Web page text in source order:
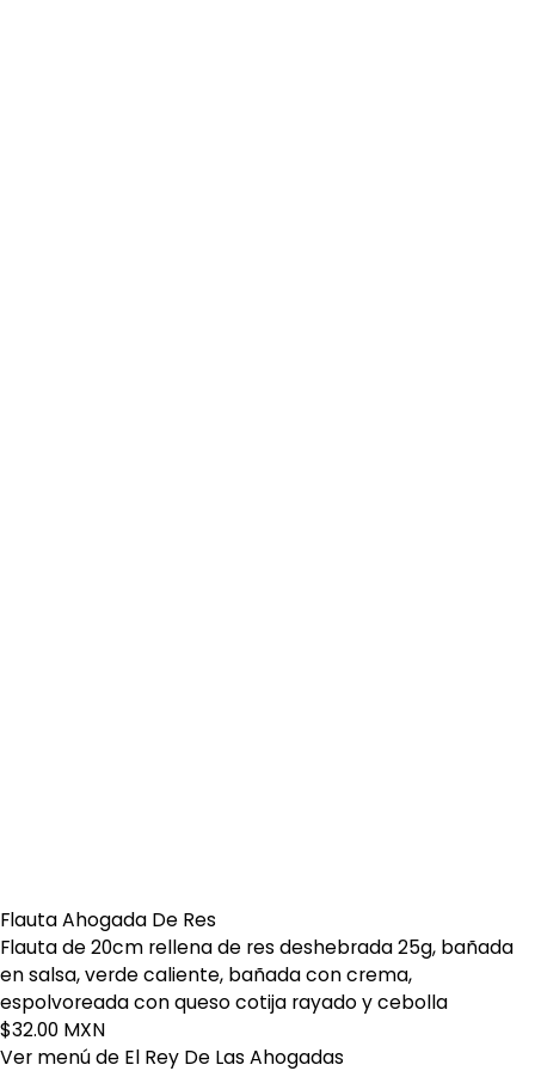
Flauta Ahogada De Res
Flauta de 20cm rellena de res deshebrada 25g, bañada
en salsa, verde caliente, bañada con crema,
espolvoreada con queso cotija rayado y cebolla
$32.00 MXN
Ver menú de El Rey De Las Ahogadas